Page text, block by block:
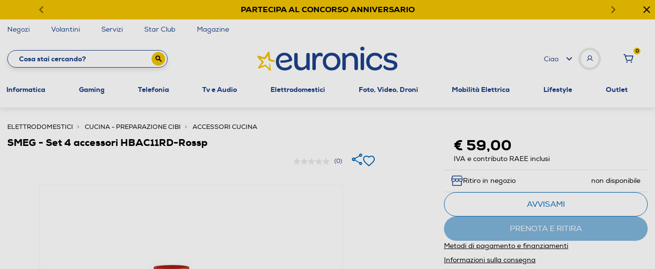
PARTECIPA AL CONCORSO ANNIVERSARIO
Negozi Volantini Servizi Star Club Magazine
Ciao
0
Informatica Gaming Telefonia Tv e Audio Elettrodomestici Foto, Video, Droni Mobilità Elettrica Lifestyle Outlet
ELETTRODOMESTICI CUCINA - PREPARAZIONE CIBI ACCESSORI CUCINA
SMEG - Set 4 accessori HBAC11RD-Rossp
(0)
€ 59,00
IVA e contributo RAEE inclusi
Ritiro in negozio non disponibile
AVVISAMI
PRENOTA E RITIRA
Metodi di pagamento e finanziamenti
Informazioni sulla consegna